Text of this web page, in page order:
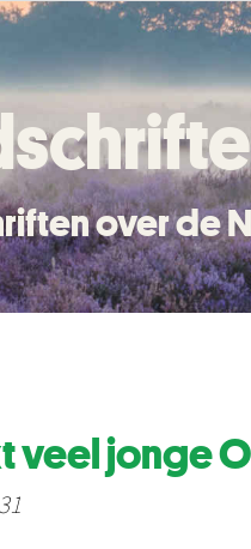
over de
veel jonge